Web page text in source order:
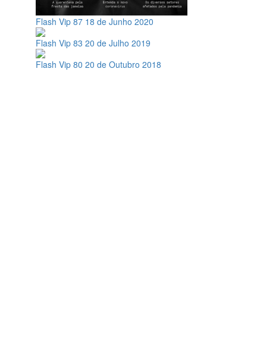
Flash Vip 87 18 de Junho 2020
Flash Vip 83 20 de Julho 2019
Flash Vip 80 20 de Outubro 2018